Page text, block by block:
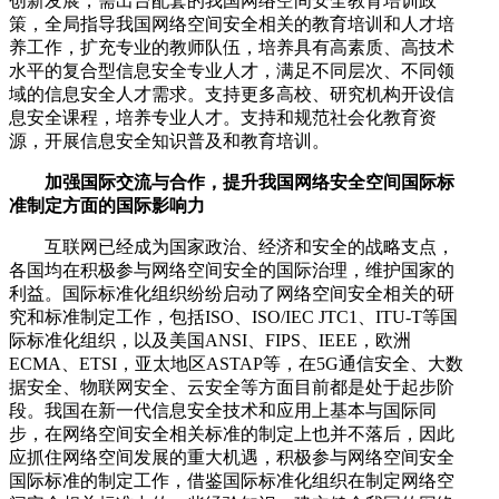
策，全局指导我国网络空间安全相关的教育培训和人才培
养工作，扩充专业的教师队伍，培养具有高素质、高技术
水平的复合型信息安全专业人才，满足不同层次、不同领
域的信息安全人才需求。支持更多高校、研究机构开设信
息安全课程，培养专业人才。支持和规范社会化教育资
源，开展信息安全知识普及和教育培训。
加强国际交流与合作，提升我国网络安全空间国际标
准制定方面的国际影响力
互联网已经成为国家政治、经济和安全的战略支点，
各国均在积极参与网络空间安全的国际治理，维护国家的
利益。国际标准化组织纷纷启动了网络空间安全相关的研
究和标准制定工作，包括ISO、ISO/IEC JTC1、ITU-T等国
际标准化组织，以及美国ANSI、FIPS、IEEE，欧洲
ECMA、ETSI，亚太地区ASTAP等，在5G通信安全、大数
据安全、物联网安全、云安全等方面目前都是处于起步阶
段。我国在新一代信息安全技术和应用上基本与国际同
步，在网络空间安全相关标准的制定上也并不落后，因此
应抓住网络空间发展的重大机遇，积极参与网络空间安全
国际标准的制定工作，借鉴国际标准化组织在制定网络空